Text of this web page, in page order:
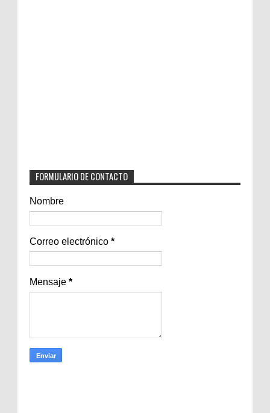
FORMULARIO DE CONTACTO
Nombre
Correo electrónico *
Mensaje *